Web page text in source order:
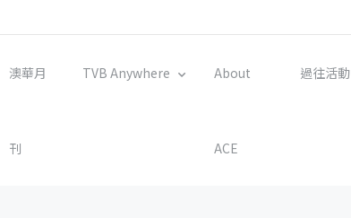
澳華月
刊
TVB Anywhere About
ACE
過往活動